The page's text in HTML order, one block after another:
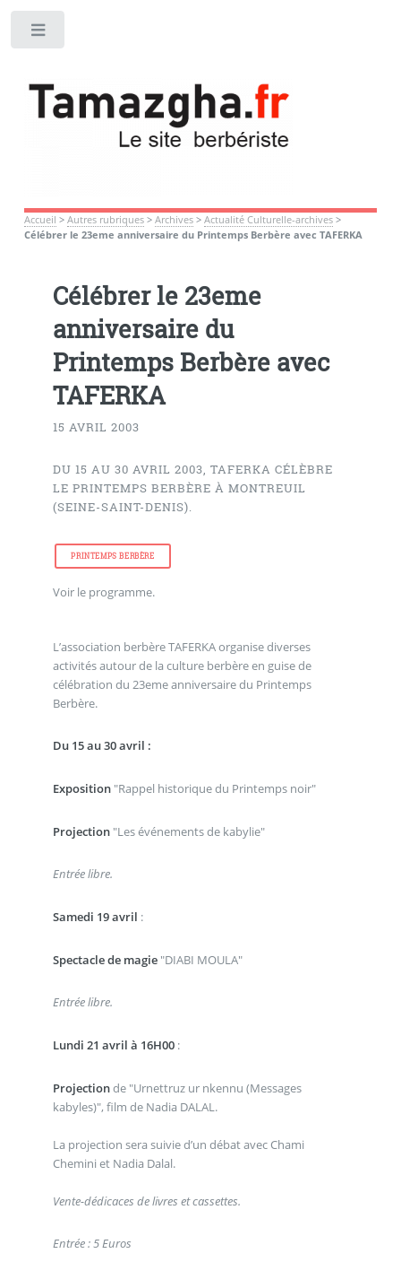
Accueil > Autres rubriques> Archives> Actualité Culturelle-archives>
Célébrer le 23eme anniversaire du Printemps Berbère avec TAFERKA
Célébrer le 23eme
anniversaire du
Printemps Berbère avec
TAFERKA
15 AVRIL 2003
DU 15 AU 30 AVRIL 2003, TAFERKA CÉLÈBRE
LE PRINTEMPS BERBÈRE À MONTREUIL
(SEINE-SAINT-DENIS).
PRINTEMPS BERBÈRE
Voir le programme.
L’association berbère TAFERKA organise diverses
activités autour de la culture berbère en guise de
célébration du 23eme anniversaire du Printemps
Berbère.
Du 15 au 30 avril :
Exposition"Rappel historique du Printemps noir"
Projection"Les événements de kabylie"
Entrée libre.
Samedi 19 avril :
Spectacle de magie"DIABI MOULA"
Entrée libre.
Lundi 21 avril à 16H00:
Projectionde "Urnettruz ur nkennu (Messages
kabyles)", film de Nadia DALAL.
La projection sera suivie d’un débat avec Chami
Chemini et Nadia Dalal.
Vente-dédicaces de livres et cassettes.
Entrée : 5 Euros